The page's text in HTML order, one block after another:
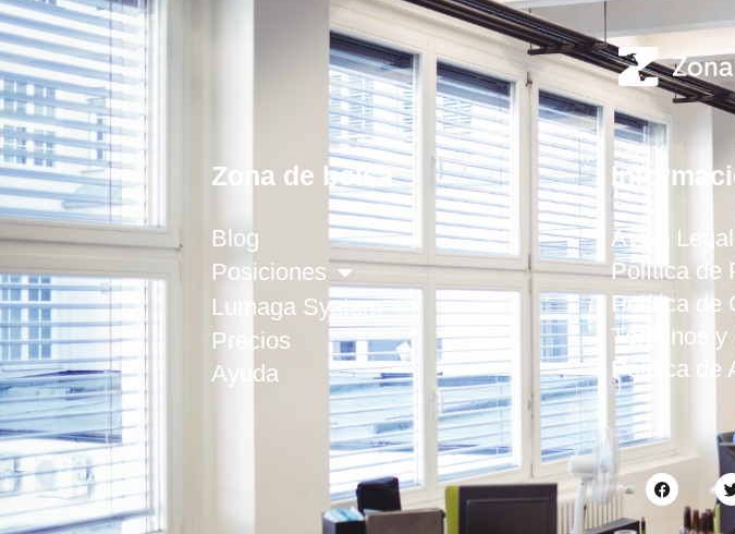
Zona de bolsa
Blog
Posiciones
Lumaga System
Precios
Ayuda
Aviso Legal
Política de
Política de
Términos y
Política de